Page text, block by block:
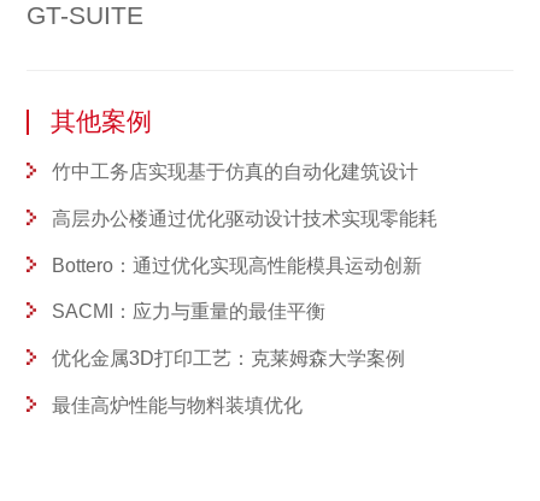
GT-SUITE
其他案例
竹中工务店实现基于仿真的自动化建筑设计
高层办公楼通过优化驱动设计技术实现零能耗
Bottero：通过优化实现高性能模具运动创新
SACMI：应力与重量的最佳平衡
优化金属3D打印工艺：克莱姆森大学案例
最佳高炉性能与物料装填优化